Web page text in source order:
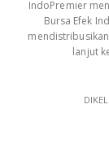
IndoPremier
Bursa Efek
lanjut